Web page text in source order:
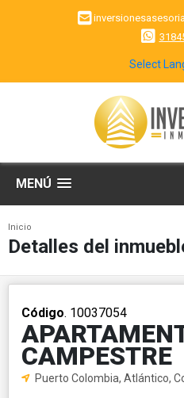
Select
MENÚ
Inicio
Detalles del
Código. 10037054
CAMPESTRE
Puerto Colombia, Atlántico,